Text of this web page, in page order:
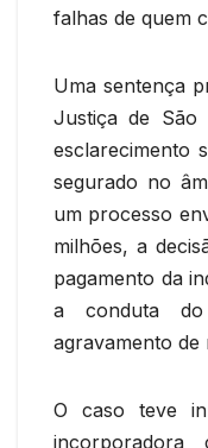
falhas de quem
Uma sentença
Justiça de São
esclarecimento
segurado no
um processo
milhões, a
pagamento da
a conduta do
agravamento
O caso teve
incorporadora